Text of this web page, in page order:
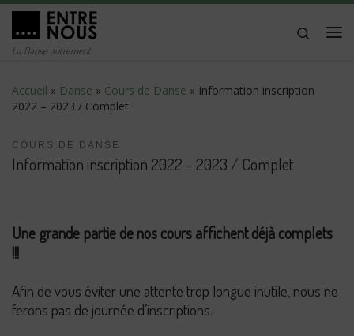
Passer au contenu
La Danse autrement
Search
Accueil » Danse » Cours de Danse » Information inscription
2022 – 2023 / Complet
COURS DE DANSE
Information inscription 2022 – 2023 / Complet
Une grande partie de nos cours affichent déjà complets
!!!
Afin de vous éviter une attente trop longue inutile, nous ne
ferons pas de journée d’inscriptions.